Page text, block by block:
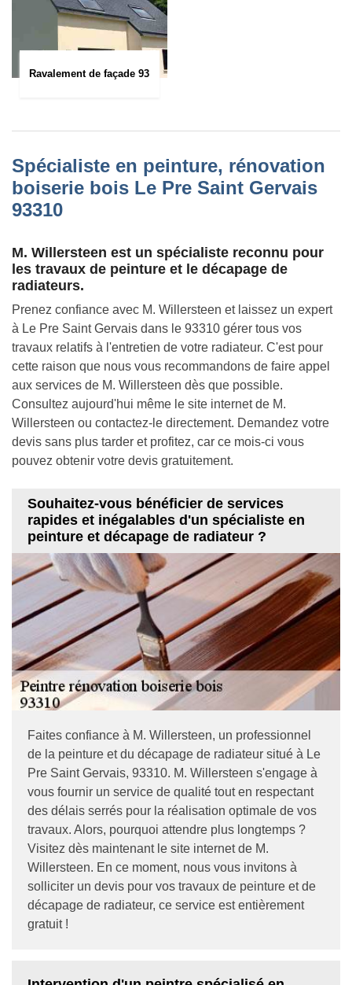
Ravalement de façade 93
Spécialiste en peinture, rénovation
boiserie bois Le Pre Saint Gervais
93310
M. Willersteen est un spécialiste reconnu pour
les travaux de peinture et le décapage de
radiateurs.
Prenez confiance avec M. Willersteen et laissez un expert
à Le Pre Saint Gervais dans le 93310 gérer tous vos
travaux relatifs à l'entretien de votre radiateur. C'est pour
cette raison que nous vous recommandons de faire appel
aux services de M. Willersteen dès que possible.
Consultez aujourd'hui même le site internet de M.
Willersteen ou contactez-le directement. Demandez votre
devis sans plus tarder et profitez, car ce mois-ci vous
pouvez obtenir votre devis gratuitement.
Souhaitez-vous bénéficier de services
rapides et inégalables d'un spécialiste en
peinture et décapage de radiateur ?
Faites confiance à M. Willersteen, un professionnel
de la peinture et du décapage de radiateur situé à Le
Pre Saint Gervais, 93310. M. Willersteen s'engage à
vous fournir un service de qualité tout en respectant
des délais serrés pour la réalisation optimale de vos
travaux. Alors, pourquoi attendre plus longtemps ?
Visitez dès maintenant le site internet de M.
Willersteen. En ce moment, nous vous invitons à
solliciter un devis pour vos travaux de peinture et de
décapage de radiateur, ce service est entièrement
gratuit !